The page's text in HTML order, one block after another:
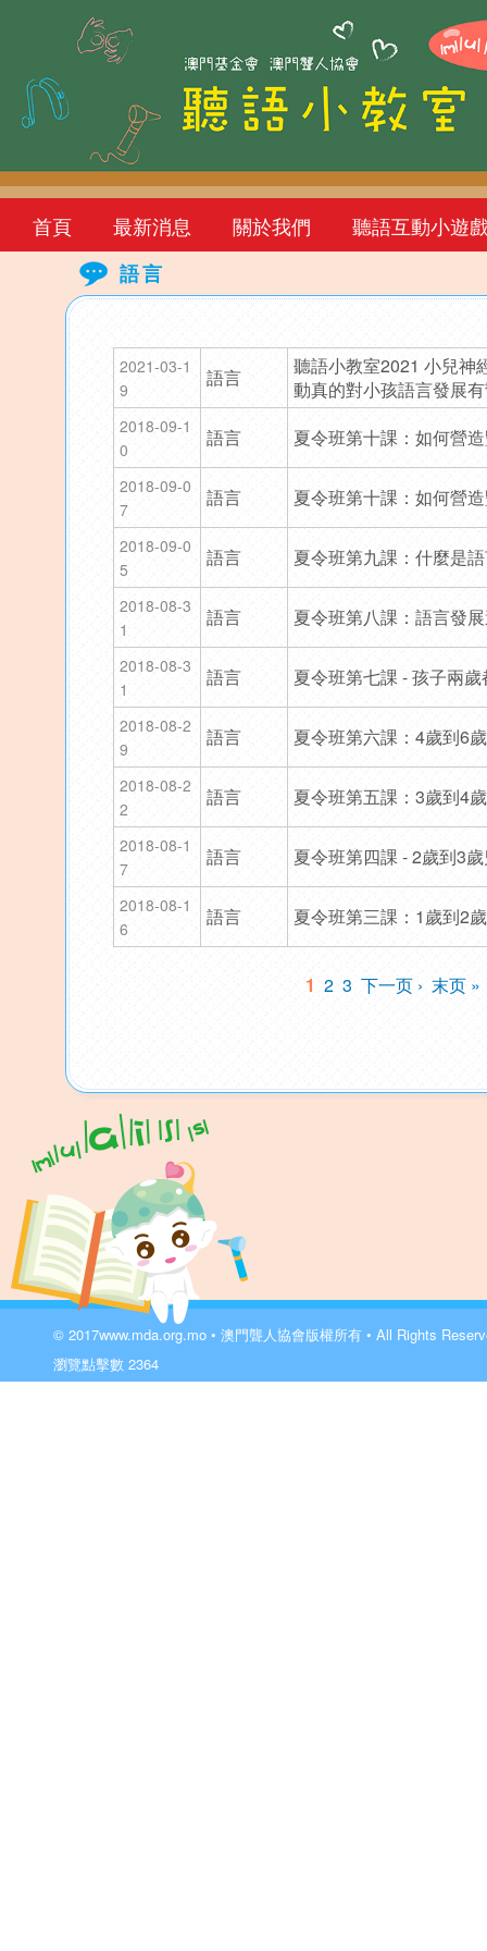
首頁 最新消息 關於我們
聽語互動小遊
語言
to
top
2021-03-1
9
語言
聽語小教室2021 小兒神
動真的對小孩語言發展
2018-09-1
0
語言 夏令班第十課：如何營
2018-09-0
7
語言 夏令班第十課：如何營
2018-09-0
5
語言 夏令班第九課：什麼是
2018-08-3
1
語言 夏令班第八課：語言發
2018-08-3
1
語言 夏令班第七課 - 孩子兩
2018-08-2
9
語言 夏令班第六課：4歲到6
2018-08-2
2
語言 夏令班第五課：3歲到4
2018-08-1
7
語言 夏令班第四課 - 2歲到3
2018-08-1
6
語言 夏令班第三課：1歲到2
1 2 3 下一页 › 末页 »
© 2017www.mda.org.mo • 澳門聾人協會版權所有 • All Rights
瀏覽點擊數 2364